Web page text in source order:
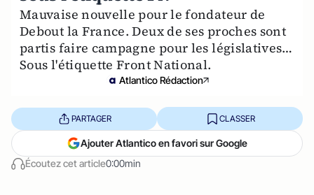
Mauvaise nouvelle pour le fondateur de
Debout la France. Deux de ses proches sont
partis faire campagne pour les législatives…
Sous l'étiquette Front National.
Atlantico Rédaction
Écoutez cet article0:00min
PARTAGER CLASSER
Ajouter Atlantico en favori sur Google